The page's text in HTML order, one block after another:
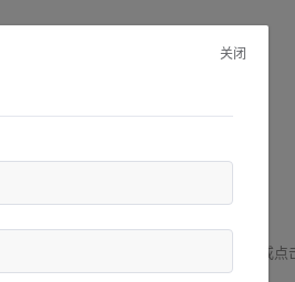
抱歉!
请检查您输入的网址是否正确，或点
关闭